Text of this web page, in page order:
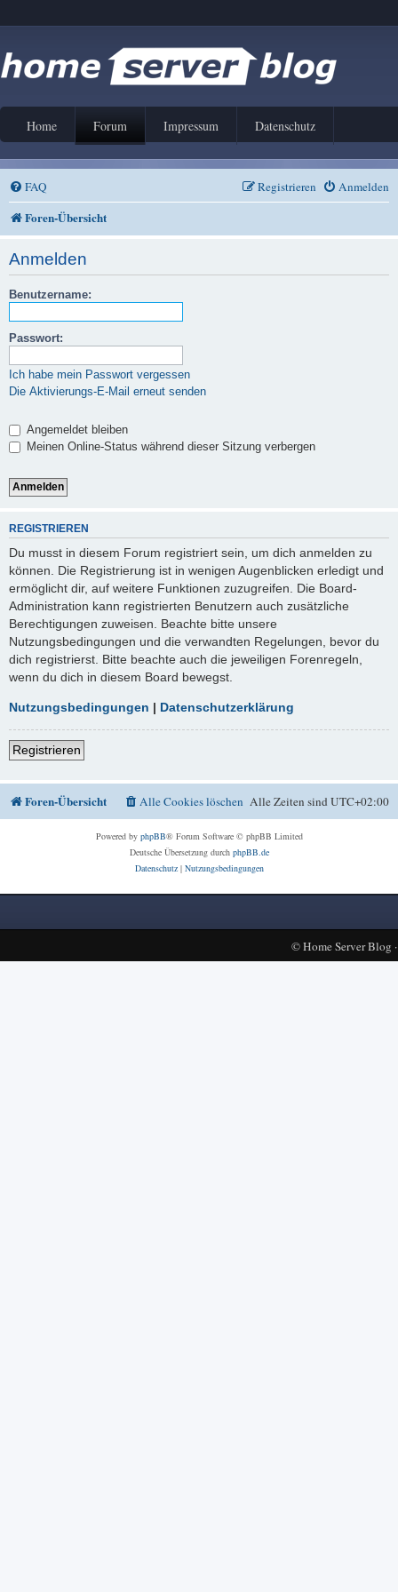
Home Forum Impressum Datenschutz
FAQ Anmelden
Registrieren
Foren-Übersicht
Anmelden
Benutzername:
Passwort:
Ich habe mein Passwort vergessen
Die Aktivierungs-E-Mail erneut senden
Angemeldet bleiben
Meinen Online-Status während dieser Sitzung verbergen
REGISTRIEREN
Du musst in diesem Forum registriert sein, um dich anmelden zu
können. Die Registrierung ist in wenigen Augenblicken erledigt und
ermöglicht dir, auf weitere Funktionen zuzugreifen. Die Board-
Administration kann registrierten Benutzern auch zusätzliche
Berechtigungen zuweisen. Beachte bitte unsere
Nutzungsbedingungen und die verwandten Regelungen, bevor du
dich registrierst. Bitte beachte auch die jeweiligen Forenregeln,
wenn du dich in diesem Board bewegst.
Nutzungsbedingungen | Datenschutzerklärung
Registrieren
Foren-Übersicht Alle Zeiten sindUTC+02:00
Alle Cookies löschen
Powered by phpBB® Forum Software © phpBB Limited
Deutsche Übersetzung durch phpBB.de
Datenschutz| Nutzungsbedingungen
©Home Server Blog